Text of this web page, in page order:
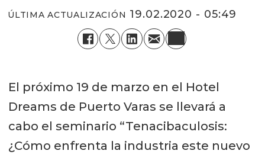
ÚLTIMA ACTUALIZACIÓN 19.02.2020 - 05:49
El próximo 19 de marzo en el Hotel
Dreams de Puerto Varas se llevará a
cabo el seminario “Tenacibaculosis:
¿Cómo enfrenta la industria este nuevo